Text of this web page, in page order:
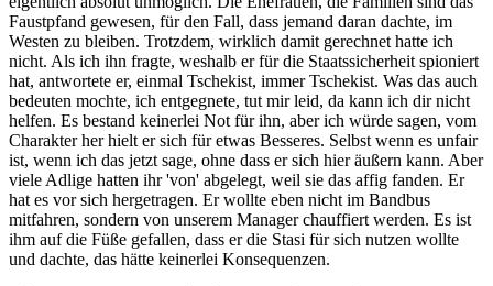
Faustpfand gewesen, für den Fall, dass jemand daran dachte, im
Westen zu bleiben. Trotzdem, wirklich damit gerechnet hatte ich
nicht. Als ich ihn fragte, weshalb er für die Staatssicherheit spioniert
hat, antwortete er, einmal Tschekist, immer Tschekist. Was das auch
bedeuten mochte, ich entgegnete, tut mir leid, da kann ich dir nicht
helfen. Es bestand keinerlei Not für ihn, aber ich würde sagen, vom
Charakter her hielt er sich für etwas Besseres. Selbst wenn es unfair
ist, wenn ich das jetzt sage, ohne dass er sich hier äußern kann. Aber
viele Adlige hatten ihr 'von' abgelegt, weil sie das affig fanden. Er
hat es vor sich hergetragen. Er wollte eben nicht im Bandbus
mitfahren, sondern von unserem Manager chauffiert werden. Es ist
ihm auf die Füße gefallen, dass er die Stasi für sich nutzen wollte
und dachte, das hätte keinerlei Konsequenzen.